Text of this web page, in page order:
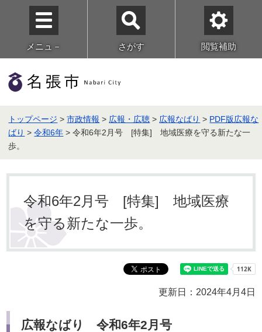
メニュ－ さがす 閲覧補助
トップページ >市政情報 > 広報・広聴 > 広報なばり > PDF版広報な
ばり >令和6年 > 令和6年2月号 [特集] 地域医療を守る新たな一
歩。
令和6年2月号 [特集] 地域医療
を守る新たな一歩。
更新日：2024年4月4日
広報なばり 令和6年2月号